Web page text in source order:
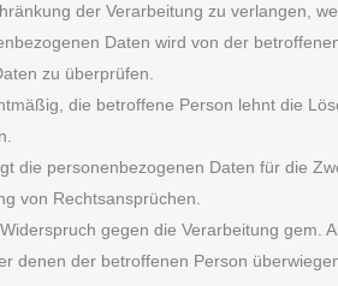
der Verarbeitung zu verlangen,
Daten wird von der
zu überprüfen.
die betroffene Person lehnt die
die personenbezogenen Daten für die
von Rechtsansprüchen.
gegen die Verarbeitung gem.
denen der betroffenen Person